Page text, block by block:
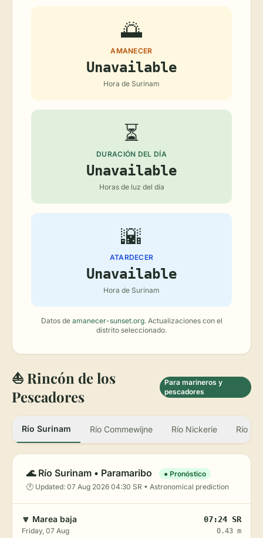
🌅
AMANECER
Unavailable
Hora de Surinam
⏳
DURACIÓN DEL DÍA
Unavailable
Horas de luz del día
🌇
ATARDECER
Unavailable
Hora de Surinam
Datos de amanecer-sunset.org. Actualizaciones con el
distrito seleccionado.
⛵️ Rincón de los
Pescadores
Para marineros y
pescadores
Río Surinam Río Commewijne Río Nickerie Río
🌊 Río Surinam • Paramaribo
● Pronóstico
🕐 Updated: 07 Aug 2026 04:30 SR • Astronomical prediction
🔽 Marea baja
Friday, 07 Aug
07:24 SR
0.43 m